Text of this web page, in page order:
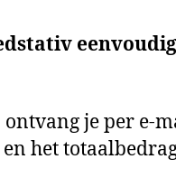
je per e-
het